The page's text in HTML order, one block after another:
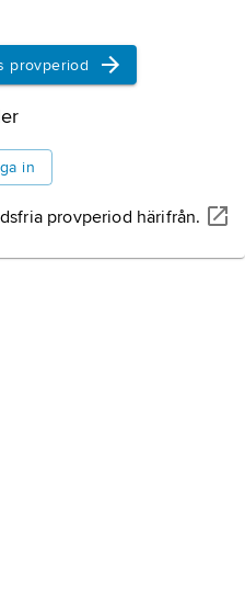
provperiod
in
provperiod härifrån.